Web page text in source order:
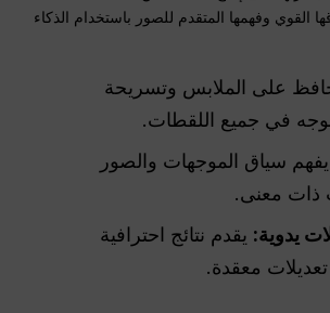
القوي وفهمها المتقدم للصور باستخدام الذكاء
على الملابس وتسريحة
في جميع اللقطات.
يفهم سياق الموجهات والصور
ذات معنى.
يدوية: يقدم نتائج احترافية
معقدة.